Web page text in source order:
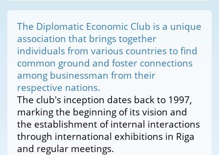
The Diplomatic Economic Club is a unique
association that brings together
individuals from various countries to find
common ground and foster connections
among businessman from their
respective nations.
The club's inception dates back to 1997,
marking the beginning of its vision and
the establishment of internal interactions
through international exhibitions in Riga
and regular meetings.